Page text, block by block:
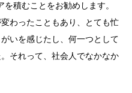
積むことをお勧めします。
わったこともあり、とても忙
いを感じたし、何一つとして
それって、社会人でなかなか